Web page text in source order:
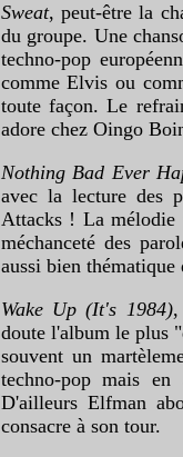
Sweat, peut-être la
du groupe. Une
techno-pop
comme Elvis ou
toute façon. Le
adore chez Oingo
Nothing Bad Ever
avec la lecture des
Attacks ! La mélodie
méchanceté des
aussi bien
Wake Up (It's 1984),
doute l'album le plus
souvent un
techno-pop mais en
D'ailleurs Elfman
consacre à son tour.